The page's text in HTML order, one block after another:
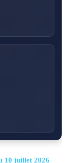
10 juillet 2026